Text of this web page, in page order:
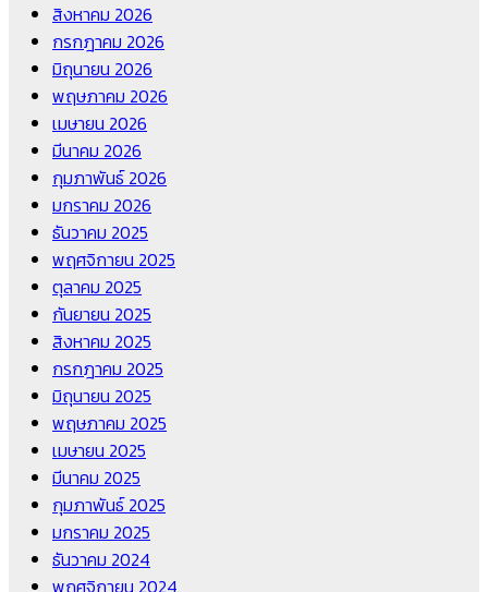
สิงหาคม 2026
กรกฎาคม 2026
มิถุนายน 2026
พฤษภาคม 2026
เมษายน 2026
มีนาคม 2026
กุมภาพันธ์ 2026
มกราคม 2026
ธันวาคม 2025
พฤศจิกายน 2025
ตุลาคม 2025
กันยายน 2025
สิงหาคม 2025
กรกฎาคม 2025
มิถุนายน 2025
พฤษภาคม 2025
เมษายน 2025
มีนาคม 2025
กุมภาพันธ์ 2025
มกราคม 2025
ธันวาคม 2024